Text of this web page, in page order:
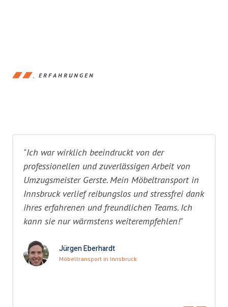
ERFAHRUNGEN
"Ich war wirklich beeindruckt von der
professionellen und zuverlässigen Arbeit von
Umzugsmeister Gerste. Mein Möbeltransport in
Innsbruck verlief reibungslos und stressfrei dank
ihres erfahrenen und freundlichen Teams. Ich
kann sie nur wärmstens weiterempfehlen!"
Jürgen Eberhardt
Möbeltransport in Innsbruck